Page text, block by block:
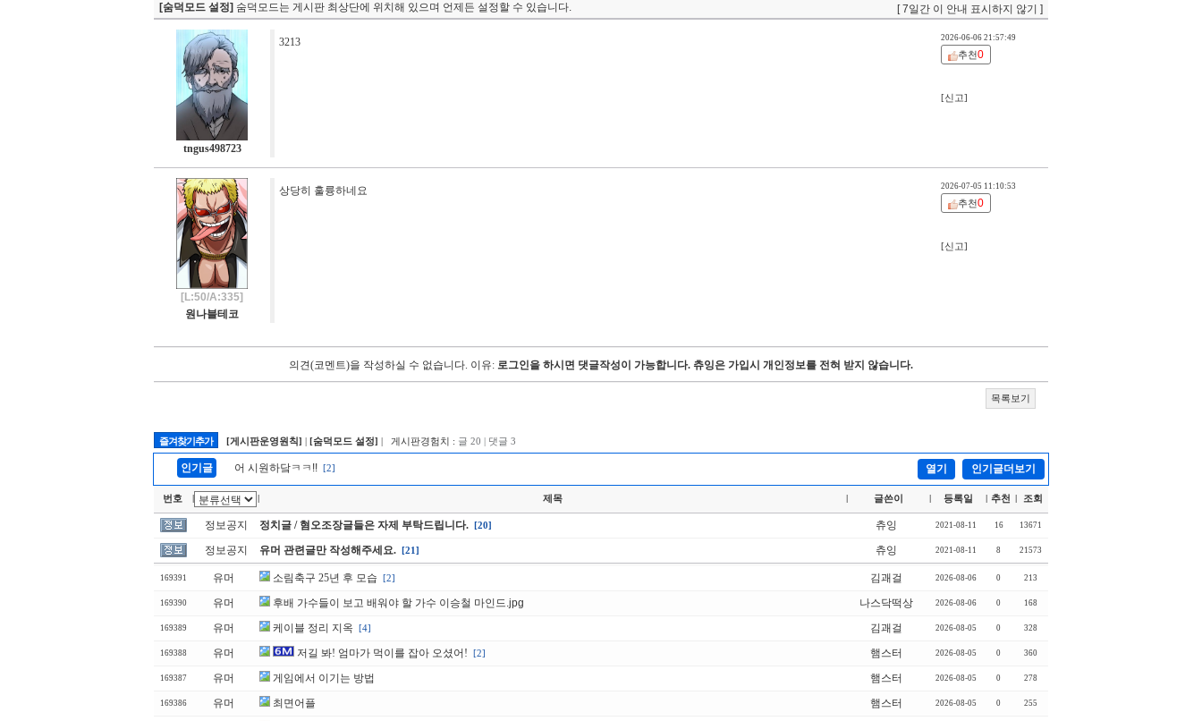
[숨덕모드 설정] 숨덕모드는 게시판 최상단에 위치해 있으며 언제든 설정할 수 있습니다. [ 7일간 이 안내 표시하지 않기 ]
tngus498723
3213 2026-06-06 21:57:49
추천0
[신고]
[L:50/A:335]
원나블테코
상당히 훌륭하네요 2026-07-05 11:10:53
추천0
[신고]
의견(코멘트)을 작성하실 수 없습니다. 이유: 로그인을 하시면 댓글작성이 가능합니다. 츄잉은 가입시 개인정보를 전혀 받지 않습니다.
목록보기
즐겨찾기추가 [게시판운영원칙] | [숨덕모드 설정] | 게시판경험치 : 글 20 | 댓글 3
인기글 어 시원하닼ㅋㅋ!! [2] 열기 인기글더보기
번호 제목 글쓴이 등록일 추천 조회
정보공지 정치글 / 혐오조장글들은 자제 부탁드립니다. [20] 츄잉 2021-08-11 16 13671
정보공지 유머 관련글만 작성해주세요. [21] 츄잉 2021-08-11 8 21573
169391 유머 소림축구 25년 후 모습 [2] 김괘걸 2026-08-06 0 213
169390 유머 후배 가수들이 보고 배워야 할 가수 이승철 마인드.jpg 나스닥떡상 2026-08-06 0 168
169389 유머 케이블 정리 지옥 [4] 김괘걸 2026-08-05 0 328
169388 유머 저길 봐! 엄마가 먹이를 잡아 오셨어! [2] 햄스터 2026-08-05 0 360
169387 유머 게임에서 이기는 방법 햄스터 2026-08-05 0 278
169386 유머 최면어플 햄스터 2026-08-05 0 255